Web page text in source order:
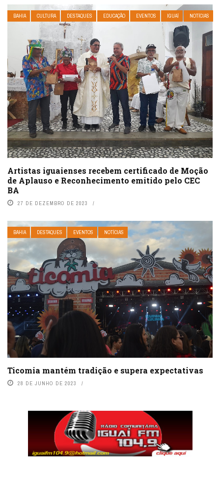
BAHIA CULTURA DESTAQUES EDUCAÇÃO EVENTOS IGUAÍ NOTÍCIAS
Artistas iguaienses recebem certificado de Moção
de Aplauso e Reconhecimento emitido pelo CEC
BA
27 DE DEZEMBRO DE 2023
BAHIA DESTAQUES EVENTOS NOTÍCIAS
Ticomia mantém tradição e supera expectativas
28 DE JUNHO DE 2023